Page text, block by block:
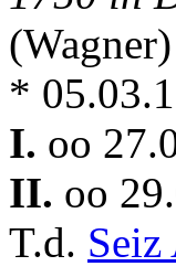
*
I. oo
II. oo
T.d. Seiz